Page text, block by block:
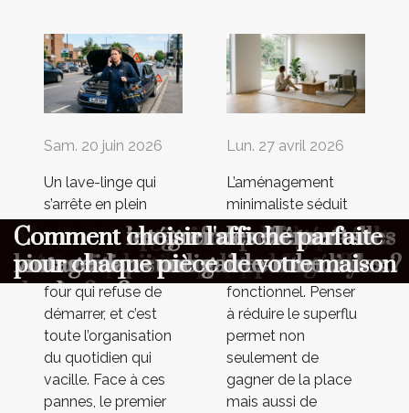
Dépannage express : quelles
informations transmettre au
premier contact ?
Sam. 20 juin 2026
Un lave-linge qui
s’arrête en plein
réfrigérateur qui ne
refroidit plus ou un
four qui refuse de
démarrer, et c’est
toute l’organisation
du quotidien qui
vacille. Face à ces
pannes, le premier
Aménagement minimaliste :
pourquoi moins c’est parfois mieux
Lun. 27 avril 2026
L’aménagement
minimaliste séduit
de plus en plus ceux
qui recherchent un
intérieur épuré et
fonctionnel. Penser
à réduire le superflu
permet non
seulement de
gagner de la place
mais aussi de
Maximiser l'ambiance à votre
cérémonie avec un photobooth
Comment choisir le cadeau parfait
pour surprendre vos proches ?
Comment organiser une chasse au
trésor éducative pour enfants ?
Comment optimiser la longévité de
votre combinaison de plongée ?
Comment choisir un parfum
masculin qui complète votre style
de vie ?
Comment les gaufres reflètent-elles
les traditions culinaires mondiales ?
Comment intégrer des éléments
vintage dans une garde-robe
moderne ?
Comment choisir l'affiche parfaite
pour chaque pièce de votre maison